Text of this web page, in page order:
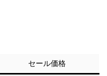
セール価格